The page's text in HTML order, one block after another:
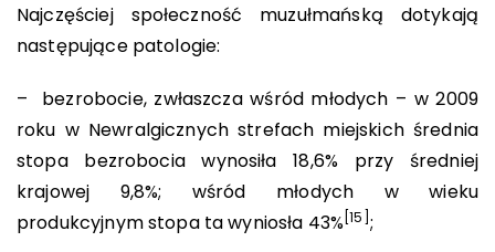
Najczęściej społeczność muzułmańską dotykają
następujące patologie:
– bezrobocie, zwłaszcza wśród młodych – w 2009
roku w Newralgicznych strefach miejskich średnia
stopa bezrobocia wynosiła 18,6% przy średniej
krajowej 9,8%; wśród młodych w wieku
produkcyjnym stopa ta wyniosła 43% [15] ;